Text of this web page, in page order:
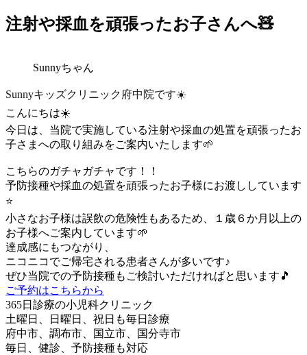
注射や採血を頑張ったお子さんへ🧸
Sunnyちゃん
Sunnyキッズクリニック府中院です☀️
こんにちは☀️
今日は、当院で実施している注射や採血の処置を頑張ったお
子さまへの取り組みをご案内いたします🌱
こちらのガチャガチャです！！
予防接種や採血の処置を頑張ったお子様にお渡ししています
⭐️
小さなお子様は誤飲の危険性もあるため、
１歳６か月以上の
お子様へご案内しています🌱
達成感にもつながり、
ニコニコでご帰宅される患者さんが多いです♪
ぜひ当院での予防接種もご検討いただければと思います🎵
ご予約はこちらから
365日診療の小児科クリニック
土曜日、日曜日、祝日も毎日診療
府中市、調布市、国立市、国分寺市
毎日、健診、予防接種も対応